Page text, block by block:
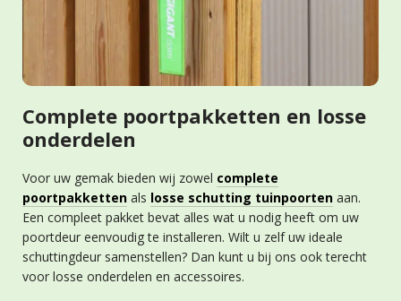
Complete poortpakketten en losse
onderdelen
Voor uw gemak bieden wij zowel complete
poortpakketten als losse schutting tuinpoorten aan.
Een compleet pakket bevat alles wat u nodig heeft om uw
poortdeur eenvoudig te installeren. Wilt u zelf uw ideale
schuttingdeur samenstellen? Dan kunt u bij ons ook terecht
voor losse onderdelen en accessoires.